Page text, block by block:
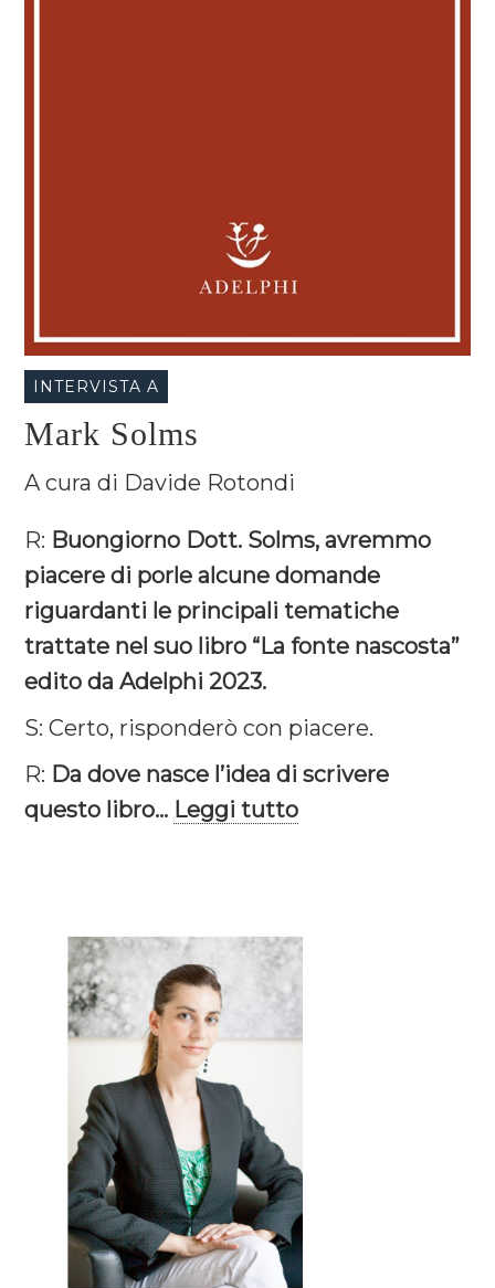
INTERVISTA A
Mark Solms
A cura di Davide Rotondi
R: Buongiorno Dott. Solms, avremmo
piacere di porle alcune domande
riguardanti le principali tematiche
trattate nel suo libro “La fonte nascosta”
edito da Adelphi 2023.
S: Certo, risponderò con piacere.
R: Da dove nasce l’idea di scrivere
questo libro... Leggi tutto